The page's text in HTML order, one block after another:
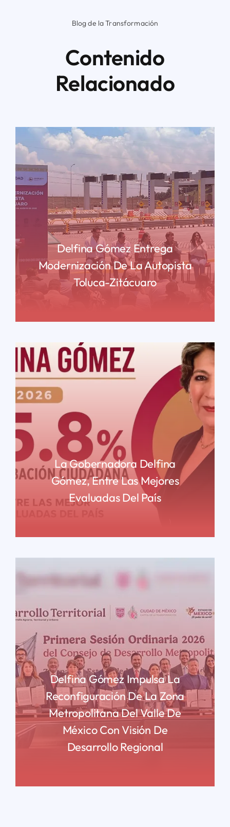
Blog de la Transformación
Contenido
Relacionado
Delfina Gómez Entrega
Modernización De La Autopista
Toluca-Zitácuaro
La Gobernadora Delfina
Gómez, Entre Las Mejores
Evaluadas Del País
Delfina Gómez Impulsa La
Reconfiguración De La Zona
Metropolitana Del Valle De
México Con Visión De
Desarrollo Regional